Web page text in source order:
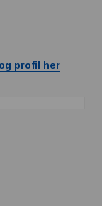
profil her